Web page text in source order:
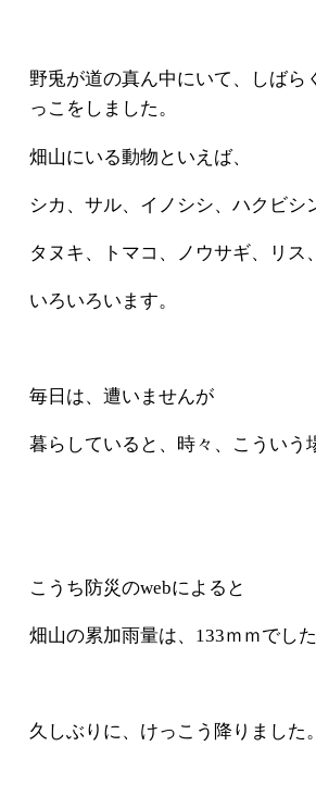
野兎が道の真ん中にいて、しばら
っこをしました。
畑山にいる動物といえば、
シカ、サル、イノシシ、ハクビシ
タヌキ、トマコ、ノウサギ、リ
いろいろいます。
毎日は、遭いませんが
暮らしていると、時々、こういう
こうち防災のwebによると
畑山の累加雨量は、133ｍｍでした
久しぶりに、けっこう降りました。